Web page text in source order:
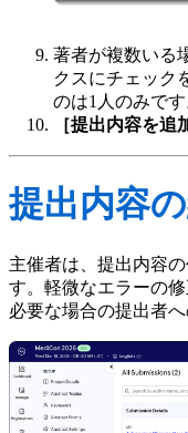
著者が複数いる
クスにチェック
のは1人のみです
［提出内容を追
提出内容
主催者は、提出内容
す。軽微なエラーの
必要な場合の提出者